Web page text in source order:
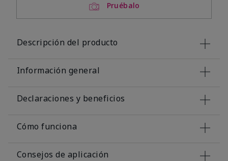
Pruébalo
Descripción del producto
Información general
Declaraciones y beneficios
Cómo funciona
Consejos de aplicación